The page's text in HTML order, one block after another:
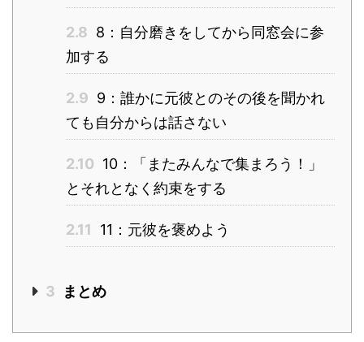
2.8 8：自分磨きをしてから同窓会に参
加する
2.9 9：誰かに元彼とのその後を聞かれ
ても自分からは話さない
2.10 10：「またみんなで集まろう！」
とそれとなく約束をする
2.11 11：元彼を褒めよう
3 まとめ